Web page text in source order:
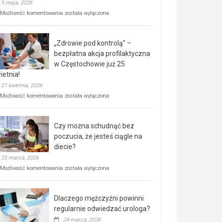
5 maja, 2026
Możliwość komentowania Rusza
rehabilitacji
dla
seniorów!
została wyłączona
„Zdrowie pod kontrolą” –
bezpłatna akcja profilaktyczna
w Częstochowie już 25
21 kwietnia, 2026
Możliwość komentowania „Zdrowie
bezpłatna
akcja
profilaktyczna
w
już
kwietnia!
została wyłączona
Czy można schudnąć bez
poczucia, że jesteś ciągle na
diecie?
25 marca, 2026
Możliwość komentowania Czy
poczucia,
że
została wyłączona
Dlaczego mężczyźni powinni
regularnie odwiedzać urologa?
24 marca, 2026